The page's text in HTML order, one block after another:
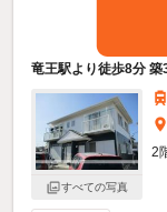
竜王駅より徒歩8分
すべての写真
2